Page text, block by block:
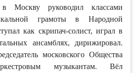
Москву руководил классами
грамоты в Народной
как скрипач-солист, играл в
ансамблях, дирижировал.
московского Общества
музыкантам. Вёл